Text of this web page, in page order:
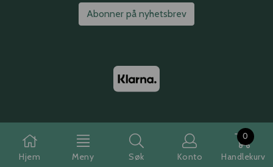
Hjem Meny Søk Konto
0
Handlekurv
Abonner på nyhetsbrev